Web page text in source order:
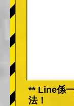
** Line係
法！